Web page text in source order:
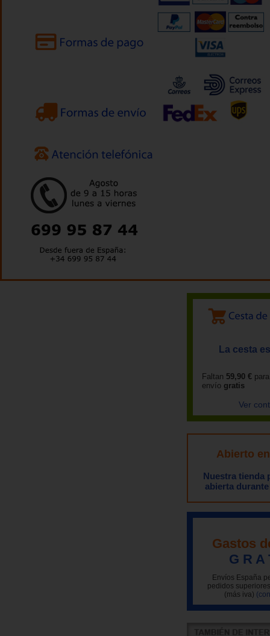
La cesta
Faltan 59,90 €
envío gratis
Ver
Abierto
Nuestra tienda
abierta
Gastos
G R A
Envíos España
pedidos
(más iva)